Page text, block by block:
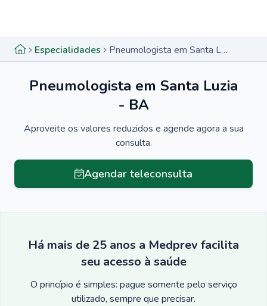
Especialidades Pneumologista em Santa Luzia - BA
Pneumologista em Santa Luzia
- BA
Aproveite os valores reduzidos e agende agora a sua
consulta.
Agendar teleconsulta
Há mais de 25 anos a Medprev facilita
seu acesso à saúde
O princípio é simples: pague somente pelo serviço
utilizado, sempre que precisar.